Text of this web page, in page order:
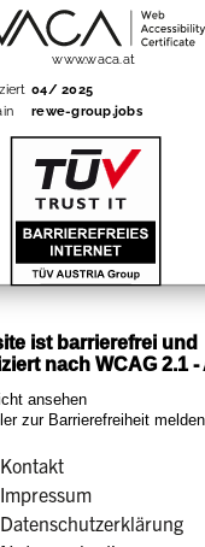
Kontakt
Impressum
Datenschutzerklärung